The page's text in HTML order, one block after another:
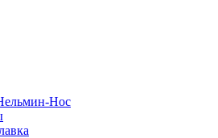
Нос